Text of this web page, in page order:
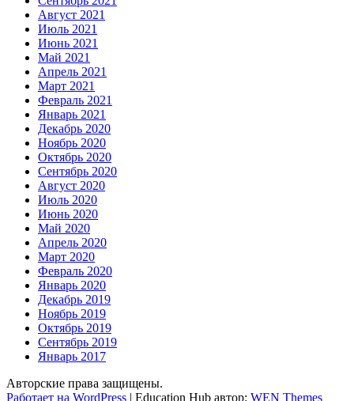
Август 2021
Июль 2021
Июнь 2021
Май 2021
Апрель 2021
Март 2021
Февраль 2021
Январь 2021
Декабрь 2020
Ноябрь 2020
Октябрь 2020
Сентябрь 2020
Август 2020
Июль 2020
Июнь 2020
Май 2020
Апрель 2020
Март 2020
Февраль 2020
Январь 2020
Декабрь 2019
Ноябрь 2019
Октябрь 2019
Сентябрь 2019
Январь 2017
Авторские права защищены.
Работает на WordPress | Education Hub автор: WEN Themes